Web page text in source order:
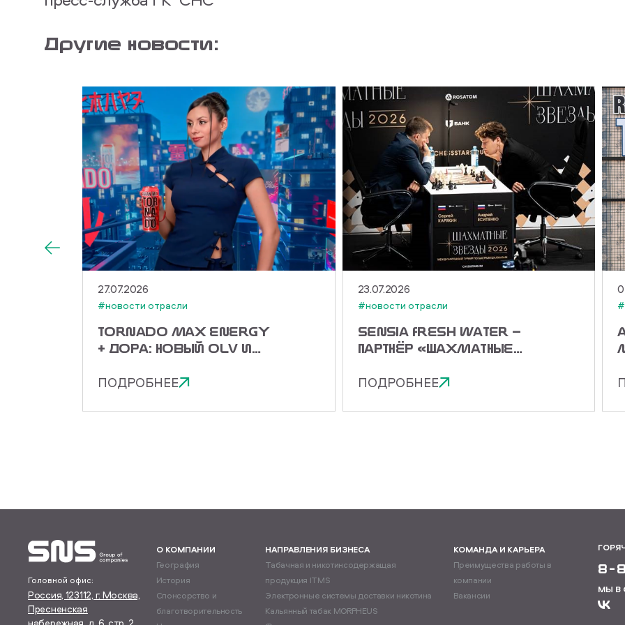
Другие новости:
27.07.2026
#новости отрасли
TORNADO MAX ENERGY
+ ДОРА: НОВЫЙ OLV И
ПОДРОБНЕЕ
23.07.2026
#новости отрасли
SENSIA FRESH WATER —
ПАРТНЁР «ШАХМАТНЫЕ
ПОДРОБНЕЕ
Головной офис:
Россия, 123112, г. Москва,
Пресненская
О КОМПАНИИ
География
История
Спонсорство и
благотворительность
НАПРАВЛЕНИЯ БИЗНЕСА
Табачная и никотинсодержащая
продукция ITMS
Электронные системы доставки никотина
Кальянный табак MORPHEUS
КОМАНДА И КАРЬЕРА
Преимущества работы в
компании
Вакансии
8-
МЫ В